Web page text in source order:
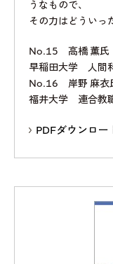
うなもので、
その力はどういっ
No.15 高橋 薫氏
早稲田大学 人間
No.16 岸野 麻衣
福井大学 連合教
PDFダウンロー